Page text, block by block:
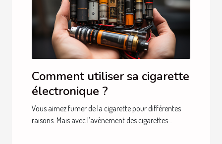
Comment utiliser sa cigarette
électronique ?
Vous aimez fumer de la cigarette pour différentes
raisons. Mais avec l’avènement des cigarettes...